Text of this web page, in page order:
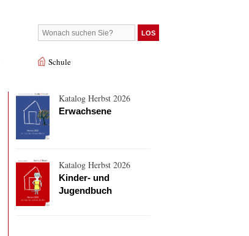
Schule
Katalog Herbst 2026
Erwachsene
Katalog Herbst 2026
Kinder- und
Jugendbuch